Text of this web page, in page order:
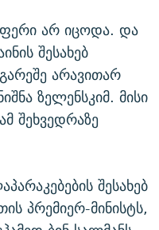
არ იცოდა. და
შესახებ
არავითარ
ზელენსკიმ. მისი
შეხვედრაზე
შესახებ
პრემიერ-მინისტს,